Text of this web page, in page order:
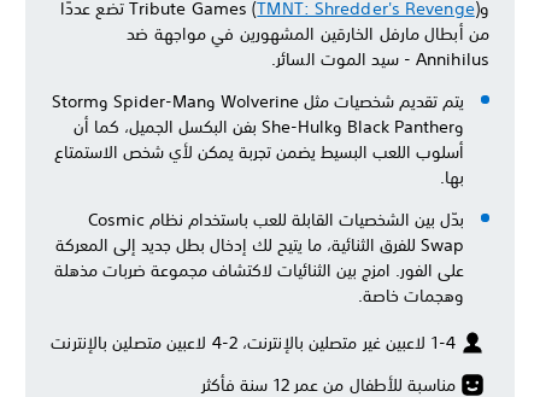
وTribute Games ( TMNT: Shredder's Revenge
) تضع عددًا
من أبطال مارفل الخارقين المشهورين في مواجهة ضد
Annihilus - سيد الموت السائر.
يتم تقديم شخصيات مثل Wolverine وSpider-Man وStorm
وBlack Panther وShe-Hulk بفن البكسل الجميل، كما أن
أسلوب اللعب البسيط يضمن تجربة يمكن لأي شخص الاستمتاع
بها.
بدّل بين الشخصيات القابلة للعب باستخدام نظام Cosmic
Swap للفرق الثنائية، ما يتيح لك إدخال بطل جديد إلى المعركة
على الفور. امزج بين الثنائيات لاكتشاف مجموعة ضربات مذهلة
وهجمات خاصة.
1-4 لاعبين غير متصلين بالإنترنت، 2-4 لاعبين متصلين بالإنترنت
مناسبة للأطفال من عمر 12 سنة فأكثر